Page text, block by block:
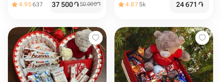
4.95637 37 500֏50 000֏ 4.875k 24 671 ֏